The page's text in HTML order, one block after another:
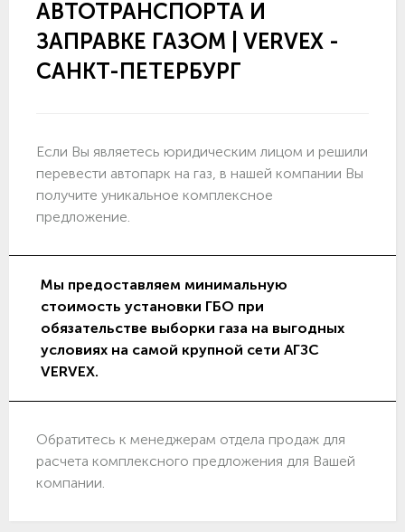
АВТОТРАНСПОРТА И
ЗАПРАВКЕ ГАЗОМ | VERVEX -
САНКТ-ПЕТЕРБУРГ
Если Вы являетесь юридическим лицом и решили
перевести автопарк на газ, в нашей компании Вы
получите уникальное комплексное
предложение.
Мы предоставляем минимальную
стоимость установки ГБО при
обязательстве выборки газа на выгодных
условиях на самой крупной сети АГЗС
VERVEX.
Обратитесь к менеджерам отдела продаж для
расчета комплексного предложения для Вашей
компании.